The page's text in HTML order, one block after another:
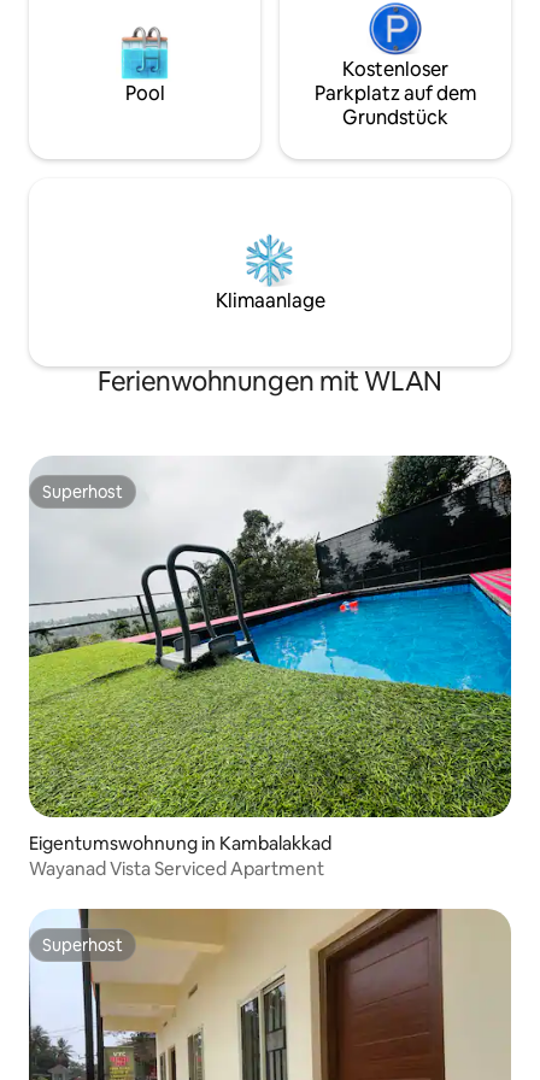
Pool
Kostenloser
Parkplatz auf dem
Grundstück
Klimaanlage
Ferienwohnungen mit WLAN
Superhost
Superhost
Eigentumswohnung in Kambalakkad
Wayanad Vista Serviced Apartment
Superhost
Superhost